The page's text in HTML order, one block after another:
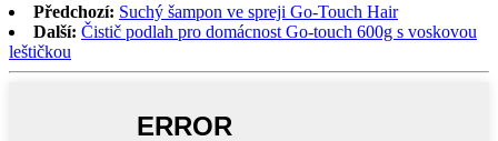
Předchozí: Suchý šampon ve spreji Go-Touch Hair
Další: Čistič podlah pro domácnost Go-touch 600g s voskovou
leštičkou